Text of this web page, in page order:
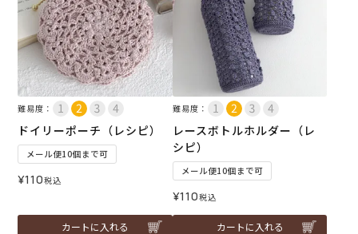
難易度：
ドイリーポーチ（レシピ）
メール便10個まで可
¥110税込
カートに入れる
難易度：
レースボトルホルダー（レ
シピ）
メール便10個まで可
¥110税込
カートに入れる